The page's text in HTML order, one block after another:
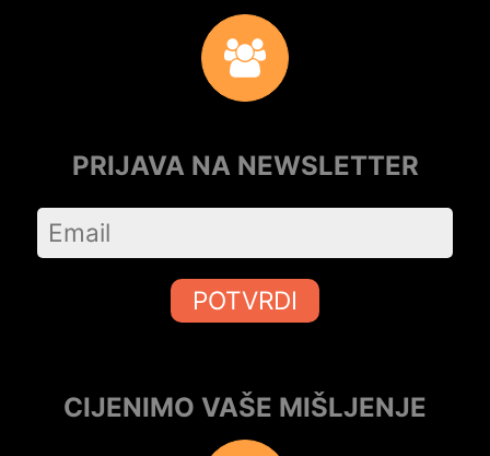
PRIJAVA NA NEWSLETTER
POTVRDI
CIJENIMO VAŠE MIŠLJENJE